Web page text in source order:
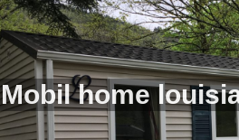
Mobil home